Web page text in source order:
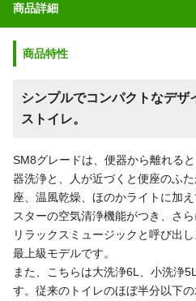
商品詳細
商品特性
シンプルでコンパクトなデザ
ストイレ。
SM8グレードは、便器から離れる
器洗浄と、人が近づくと便座のふ
座、温風乾燥、ほのかライトに加
スターの空気清浄機能がつき、さ
リラックスミュージックと呼び出
最上級モデルです。
また、こちらは大洗浄6L、小洗浄
す。従来のトイレのほぼ半分以下